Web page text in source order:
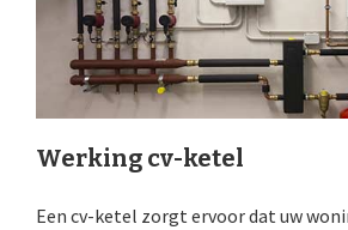
Werking cv-ketel
Een cv-ketel zorgt ervoor dat uw